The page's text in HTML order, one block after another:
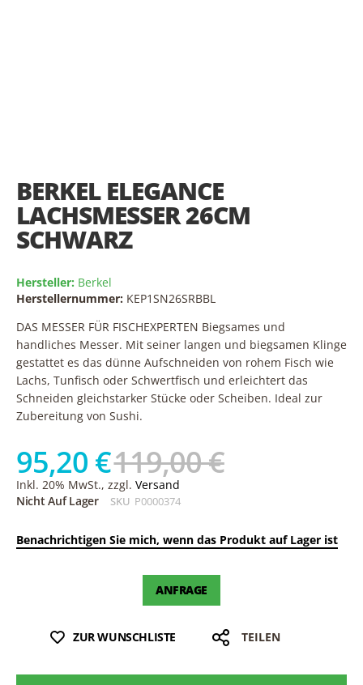
BERKEL ELEGANCE
LACHSMESSER 26CM
SCHWARZ
Hersteller: Berkel
Herstellernummer: KEP1SN26SRBBL
DAS MESSER FÜR FISCHEXPERTEN Biegsames und
handliches Messer. Mit seiner langen und biegsamen Klinge
gestattet es das dünne Aufschneiden von rohem Fisch wie
Lachs, Tunfisch oder Schwertfisch und erleichtert das
Schneiden gleichstarker Stücke oder Scheiben. Ideal zur
Zubereitung von Sushi.
95,20 €119,00 €
Inkl. 20% MwSt., zzgl. Versand
Nicht Auf Lager
SKU P0000374
Benachrichtigen Sie mich, wenn das Produkt auf Lager ist
ANFRAGE
ZUR WUNSCHLISTE TEILEN
beginning
of
the
images
gallery